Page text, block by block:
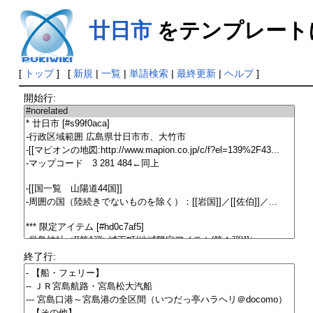
廿日市をテンプレート
[ トップ] [ 新規 | 一覧| 単語検索| 最終更新| ヘルプ]
開始行:
終了行: